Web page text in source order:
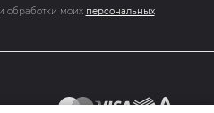
обработки моих персональных